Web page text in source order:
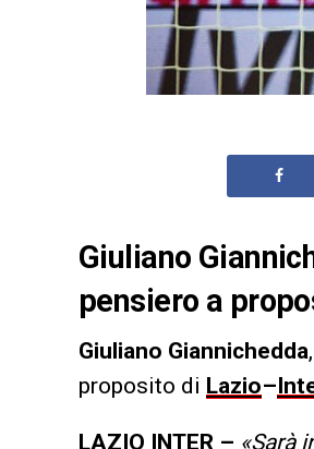
Giuliano
pensiero a
Giuliano Giannichedda
proposito di Lazio–
LAZIO INTER – «Sarà